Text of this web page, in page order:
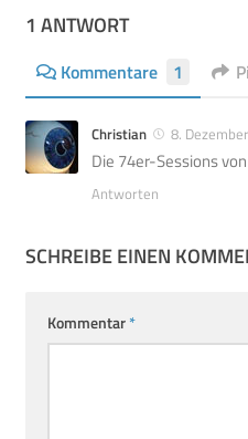
1 ANTWORT
Kommentare 1
Christian 8.
Die 74er-Sessions
Antworten
SCHREIBE EINEN
Kommentar*